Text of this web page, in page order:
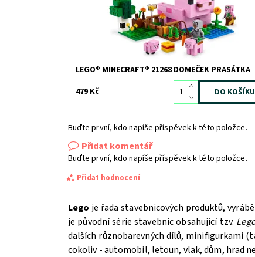
LEGO® MINECRAFT® 21268 DOMEČEK PRASÁTKA
479 Kč
Buďte první, kdo napíše příspěvek k této položce.
Přidat komentář
Buďte první, kdo napíše příspěvek k této položce.
Přidat hodnocení
Lego je řada stavebnicových produktů,
je původní série stavebnic obsahující tzv.
dalších různobarevných dílů, minifigurkami
cokoliv - automobil, letoun, vlak, dům, hrad